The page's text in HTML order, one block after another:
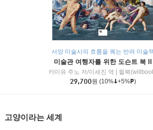
서양 미술사의 흐름을 꿰는 반려 미술
미술관 여행자를 위한 도슨트 북 II
카미유 주노 저/이세진 역
윌북
29,700원 (10% +5% )
고양이라는 세계